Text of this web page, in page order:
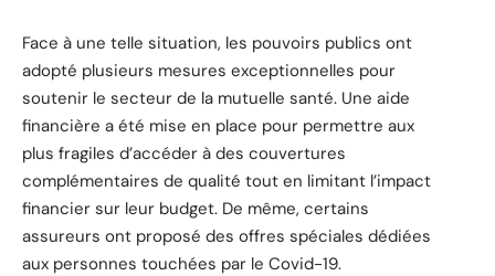
Face à une telle situation, les pouvoirs publics ont
adopté plusieurs mesures exceptionnelles pour
soutenir le secteur de la mutuelle santé. Une aide
financière a été mise en place pour permettre aux
plus fragiles d’accéder à des couvertures
complémentaires de qualité tout en limitant l’impact
financier sur leur budget. De même, certains
assureurs ont proposé des offres spéciales dédiées
aux personnes touchées par le Covid-19.